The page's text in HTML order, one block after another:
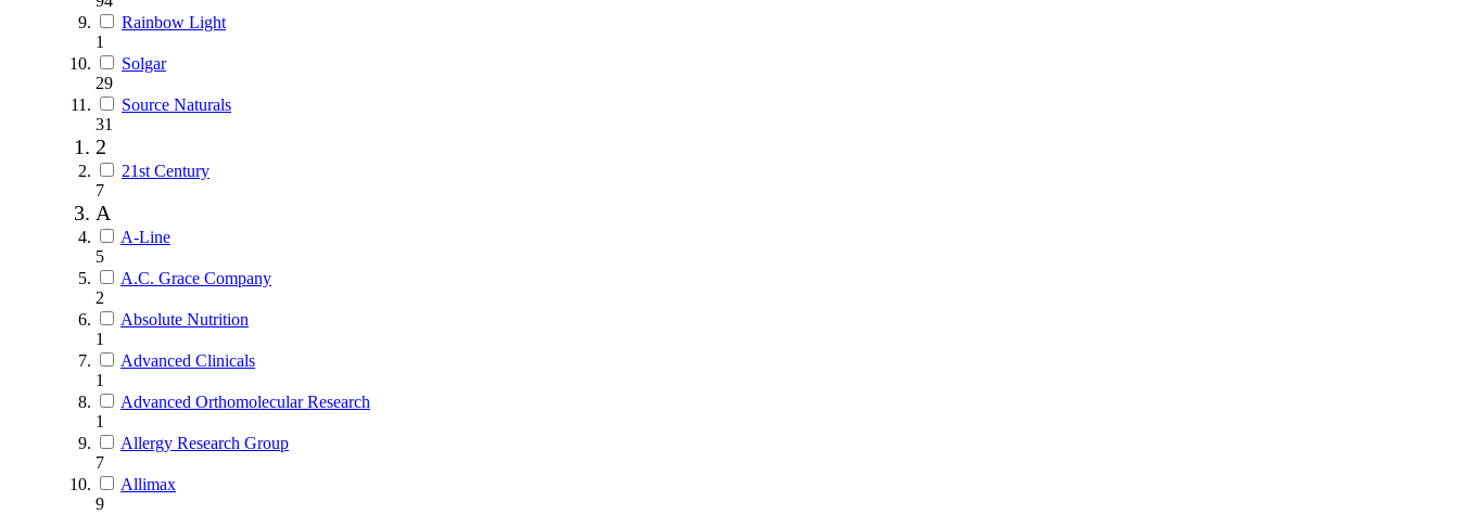
Rainbow Light
1
Solgar
29
Source Naturals
31
2
21st Century
7
A
A-Line
5
A.C. Grace Company
2
Absolute Nutrition
1
Advanced Clinicals
1
Advanced Orthomolecular Research
1
Allergy Research Group
7
Allimax
9